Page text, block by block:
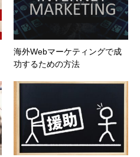
海外Webマーケティングで成
功するための方法